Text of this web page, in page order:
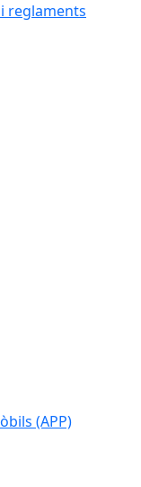
reglaments
(APP)